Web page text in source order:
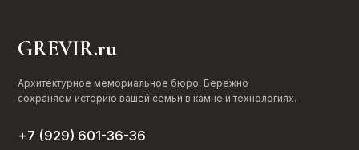
GREVIR.ru
Архитектурное мемориальное бюро. Бережно
сохраняем историю вашей семьи в камне и технологиях.
+7 (929) 601-36-36